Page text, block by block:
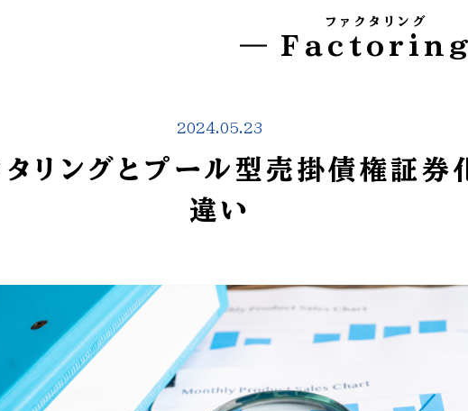
ファクタリング
Factoring
2024.05.23
タリングとプール型売掛債権証券
違い